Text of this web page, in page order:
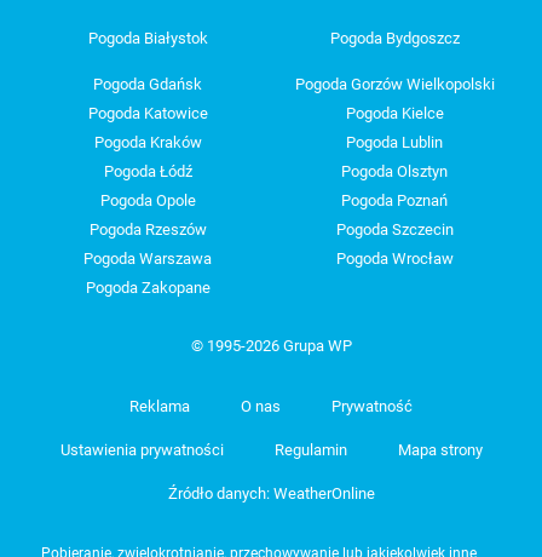
Pogoda Białystok Pogoda Bydgoszcz
Pogoda Gdańsk
Pogoda Gorzów Wielkopolski
Pogoda Katowice
Pogoda Kielce
Pogoda Kraków
Pogoda Lublin
Pogoda Łódź
Pogoda Olsztyn
Pogoda Opole
Pogoda Poznań
Pogoda Rzeszów
Pogoda Szczecin
Pogoda Warszawa
Pogoda Wrocław
Pogoda Zakopane
© 1995-2026 Grupa WP
Reklama O nas Prywatność
Ustawienia prywatności Regulamin Mapa strony
Źródło danych: WeatherOnline
Pobieranie, zwielokrotnianie, przechowywanie lub jakiekolwiek inne